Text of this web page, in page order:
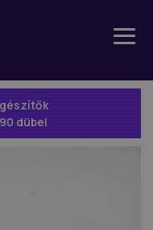
dübel